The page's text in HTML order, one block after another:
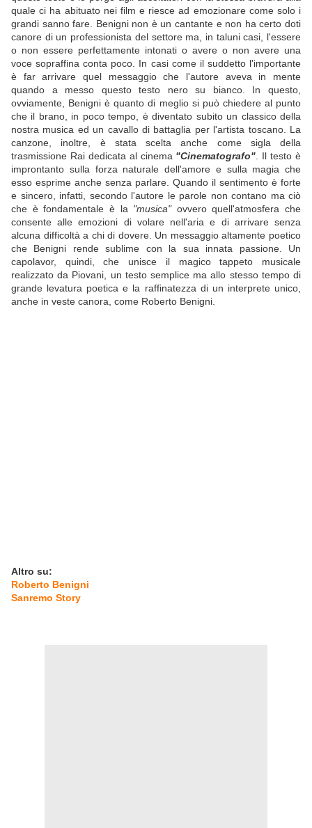
quale ci ha abituato nei film e riesce ad emozionare come solo i
grandi sanno fare. Benigni non è un cantante e non ha certo doti
canore di un professionista del settore ma, in taluni casi, l'essere
o non essere perfettamente intonati o avere o non avere una
voce sopraffina conta poco. In casi come il suddetto l'importante
è far arrivare quel messaggio che l'autore aveva in mente
quando a messo questo testo nero su bianco. In questo,
ovviamente, Benigni è quanto di meglio si può chiedere al punto
che il brano, in poco tempo, è diventato subito un classico della
nostra musica ed un cavallo di battaglia per l'artista toscano. La
canzone, inoltre, è stata scelta anche come sigla della
trasmissione Rai dedicata al cinema "Cinematografo" . Il testo è
improntanto sulla forza naturale dell'amore e sulla magia che
esso esprime anche senza parlare. Quando il sentimento è forte
e sincero, infatti, secondo l'autore le parole non contano ma ciò
che è fondamentale è la "musica"ovvero quell'atmosfera che
consente alle emozioni di volare nell'aria e di arrivare senza
alcuna difficoltà a chi di dovere. Un messaggio altamente poetico
che Benigni rende sublime con la sua innata passione. Un
capolavor, quindi, che unisce il magico tappeto musicale
realizzato da Piovani, un testo semplice ma allo stesso tempo di
grande levatura poetica e la raffinatezza di un interprete unico,
anche in veste canora, come Roberto Benigni.
Altro su:
Roberto Benigni
Sanremo Story